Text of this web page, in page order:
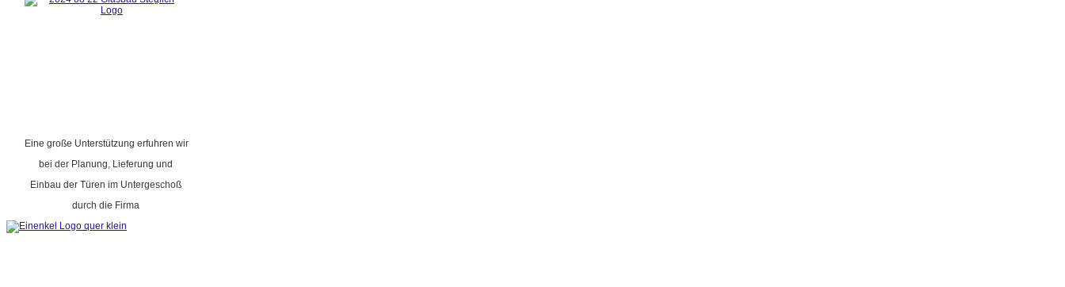
Eine große Unterstützung erfuhren wir
bei der Planung, Lieferung und
Einbau der Türen im Untergeschoß
durch die Firma